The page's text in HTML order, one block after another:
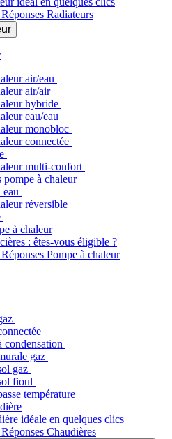
Radiateurs
air/eau
air/air
hybride
eau/eau
monobloc
connectée
multi-confort
pompe à chaleur
eau
réversible
à chaleur
: êtes-vous éligible ?
Pompe à chaleur
condensation
gaz
gaz
fioul
température
idéale en quelques clics
Chaudières